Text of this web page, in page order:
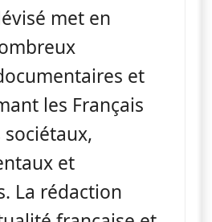
met en
et
les Français
et
La rédaction